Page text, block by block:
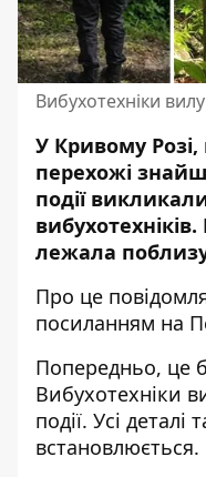
Вибухотехніки
У Кривому Розі,
перехожі
події
лежала
Про це
посиланням на
Попередньо, це
Вибухотехніки
події. Усі
встановлюється.